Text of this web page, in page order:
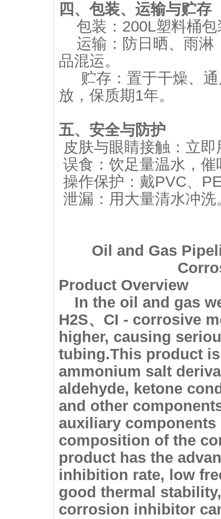
四、包装、运输与贮存
包装：200L塑料桶包
运输：防日晒、雨淋
品混运。
贮存：置于干燥、通
放，保质期1年。
五、安全与防护
皮肤与眼睛接触：立
误食：饮足量温水，催
操作保护：戴PVC、
泄漏：用大量清水冲洗
Oil and Gas
Product Overview
In the oil and gas
H2S、CI - corrosive
higher, causing
tubing.This product
ammonium salt
aldehyde, ketone
and other
auxiliary
composition of the
product has the
inhibition rate, low
good thermal
corrosion inhibitor